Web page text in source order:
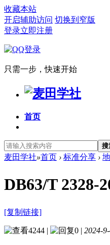
收藏本站
开启辅助访问 切换到窄版
登录立即注册
只需一步，快速开始
首页
搜
麦田学社»首页 › 标准分享 ›
DB63/T 2328-
[复制链接]
4244 | 0 | 2024-